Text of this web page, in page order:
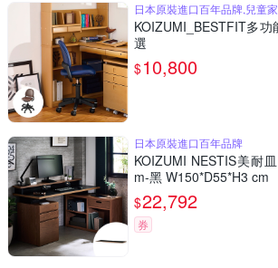
日本原裝進口百年品牌,兒童
KOIZUMI_BESTFIT多
選
$10,800
日本原裝進口百年品牌
KOIZUMI NESTIS美耐
m-黑 W150*D55*H3 cm
$22,792
券